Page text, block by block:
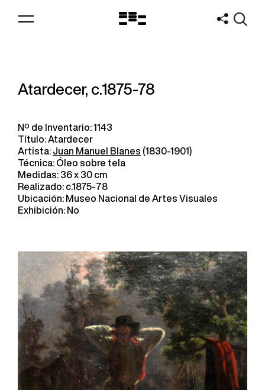
Logo
Atardecer, c.1875-78
Nº de Inventario: 1143
Título: Atardecer
Artista: Juan Manuel Blanes (1830-1901)
Técnica: Óleo sobre tela
Medidas: 36 x 30 cm
Realizado: c.1875-78
Ubicación: Museo Nacional de Artes Visuales
Exhibición: No